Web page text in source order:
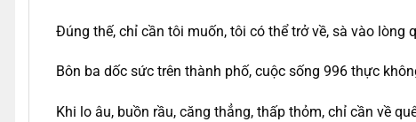
Đúng thế, chỉ cần tôi muốn, tôi có thể trở về, sà vào
Bôn ba dốc sức trên thành phố, cuộc sống 996 thực
Khi lo âu, buồn rầu, căng thẳng, thấp thỏm, chỉ cần về